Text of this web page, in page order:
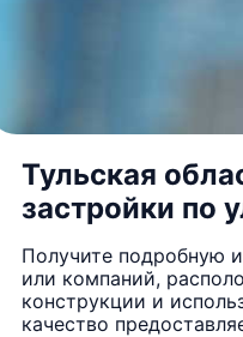
Тульская
застройки по
Получите подробную
или компаний,
конструкции и
качество